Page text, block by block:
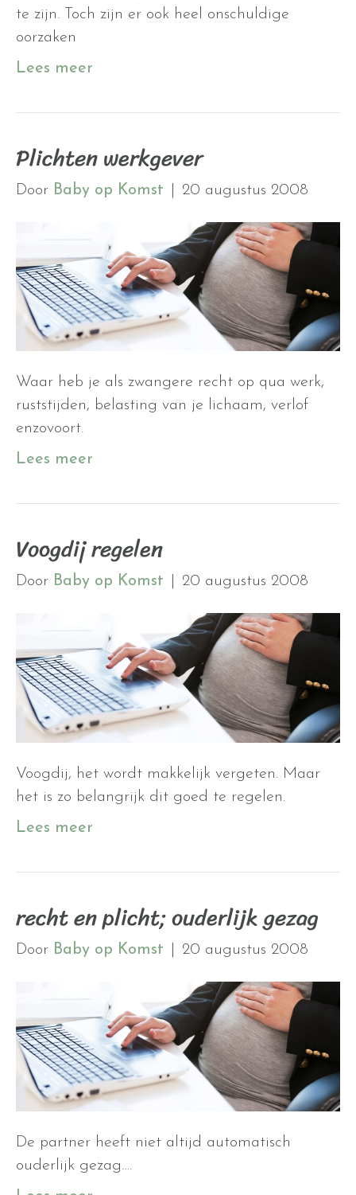
te zijn. Toch zijn er ook heel onschuldige
oorzaken
Lees meer
Plichten werkgever
Door Baby op Komst 20 augustus 2008
Waar heb je als zwangere recht op qua werk,
ruststijden, belasting van je lichaam, verlof
enzovoort.
Lees meer
Voogdij regelen
Door Baby op Komst 20 augustus 2008
Voogdij, het wordt makkelijk vergeten. Maar
het is zo belangrijk dit goed te regelen.
Lees meer
recht en plicht; ouderlijk gezag
Door Baby op Komst 20 augustus 2008
De partner heeft niet altijd automatisch
ouderlijk gezag….